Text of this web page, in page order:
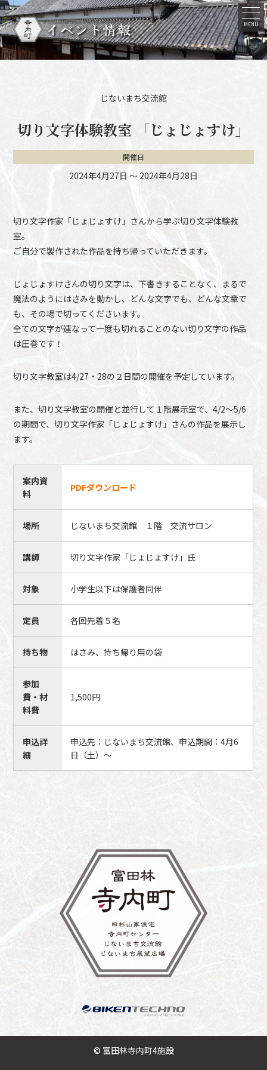
MENU
イベント情報
じないまち交流館
切り文字体験教室 「じょじょすけ」
開催日
2024年4月27日 〜 2024年4月28日
切り文字作家「じょじょすけ」さんから学ぶ切り文字体験教
室。
ご自分で製作された作品を持ち帰っていただきます。
じょじょすけさんの切り文字は、下書きすることなく、まるで
魔法のようにはさみを動かし、どんな文字でも、どんな文章で
も、その場で切ってくださいます。
全ての文字が連なって一度も切れることのない切り文字の作品
は圧巻です！
切り文字教室は4/27・28の２日間の開催を予定しています。
また、切り文字教室の開催と並行して１階展示室で、4/2～5/6
の期間で、切り文字作家「じょじょすけ」さんの作品を展示し
ます。
案内資
料
PDFダウンロード
場所 じないまち交流館 １階 交流サロン
講師 切り文字作家「じょじょすけ」氏
対象 小学生以下は保護者同伴
定員 各回先着５名
持ち物 はさみ、持ち帰り用の袋
参加
費・材
料費
1,500円
申込詳
細
申込先：じないまち交流館、申込期間：4月6
日（土）～
© 富田林寺内町4施設